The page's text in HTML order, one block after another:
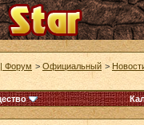
| Форум > Официальный >